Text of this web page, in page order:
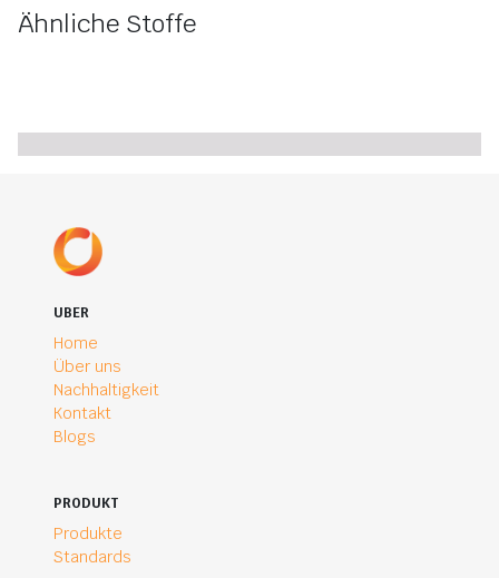
Ähnliche Stoffe
UBER
Home
Über uns
Nachhaltigkeit
Kontakt
Blogs
PRODUKT
Produkte
Standards